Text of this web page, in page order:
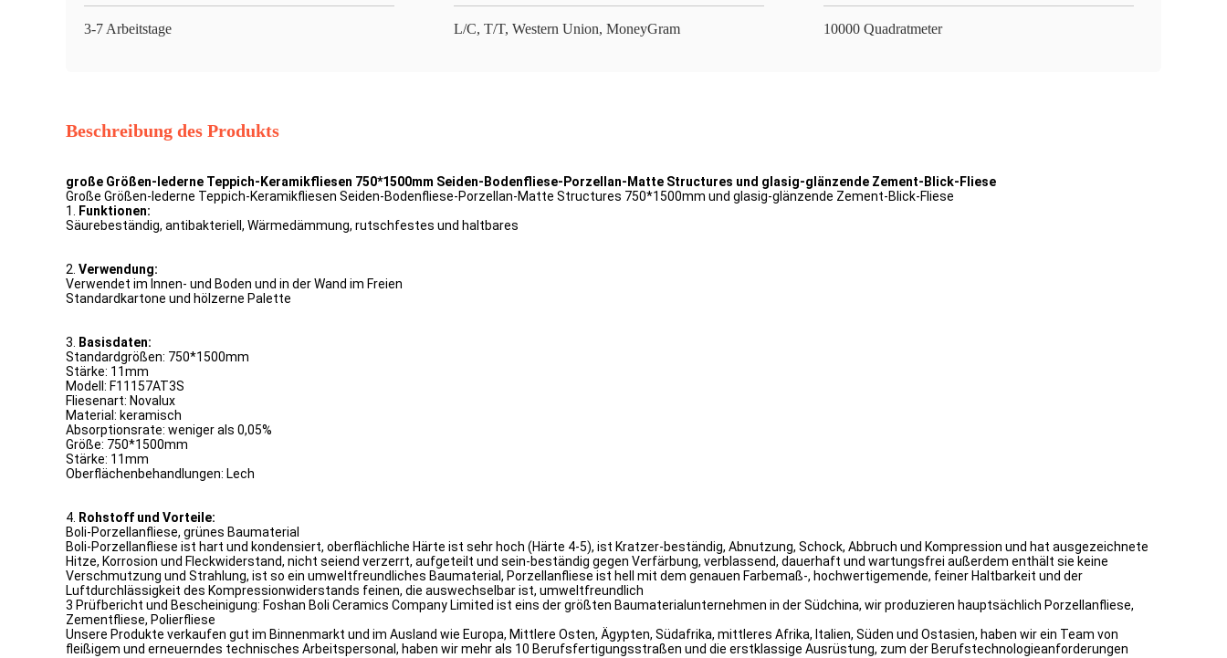
3-7 Arbeitstage L/C, T/T, Western Union, MoneyGram 10000 Quadratmeter
Beschreibung des Produkts
große Größen-lederne Teppich-Keramikfliesen 750*1500mm Seiden-Bodenfliese-Porzellan-Matte Structures und glasig-glänzende Zement-Blick-Fliese
Große Größen-lederne Teppich-Keramikfliesen Seiden-Bodenfliese-Porzellan-Matte Structures 750*1500mm und glasig-glänzende Zement-Blick-Fliese
1.
Funktionen:
Säurebeständig, antibakteriell, Wärmedämmung, rutschfestes und haltbares
2. Verwendung:
Verwendet im Innen- und Boden und in der Wand im Freien
Standardkartone und hölzerne Palette
3.
Basisdaten:
Standardgrößen: 750*1500mm
Stärke: 11mm
Modell: F11157AT3S
Fliesenart: Novalux
Material: keramisch
Absorptionsrate: weniger als 0,05%
Größe: 750*1500mm
Stärke: 11mm
Oberflächenbehandlungen: Lech
4. Rohstoff und Vorteile:
Boli-Porzellanfliese, grünes Baumaterial
Boli-Porzellanfliese ist hart und kondensiert, oberflächliche Härte ist sehr hoch (Härte 4-5), ist Kratzer-beständig, Abnutzung, Schock, Abbruch und Kompression und hat ausgezeichnete
Hitze, Korrosion und Fleckwiderstand, nicht seiend verzerrt, aufgeteilt und sein-beständig gegen Verfärbung, verblassend, dauerhaft und wartungsfrei außerdem enthält sie keine
Verschmutzung und Strahlung, ist so ein umweltfreundliches Baumaterial, Porzellanfliese ist hell mit dem genauen Farbemaß-, hochwertigemende, feiner Haltbarkeit und der
Luftdurchlässigkeit des Kompressionwiderstands feinen, die auswechselbar ist, umweltfreundlich
3 Prüfbericht und Bescheinigung: Foshan Boli Ceramics Company Limited ist eins der größten Baumaterialunternehmen in der Südchina, wir produzieren hauptsächlich Porzellanfliese,
Zementfliese, Polierfliese
Unsere Produkte verkaufen gut im Binnenmarkt und im Ausland wie Europa, Mittlere Osten, Ägypten, Südafrika, mittleres Afrika, Italien, Süden und Ostasien, haben wir ein Team von
fleißigem und erneuerndes technisches Arbeitspersonal, haben wir mehr als 10 Berufsfertigungsstraßen und die erstklassige Ausrüstung, zum der Berufstechnologieanforderungen